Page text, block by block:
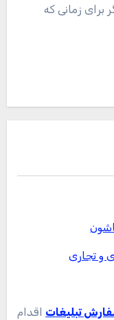
برای زمانی که
و تجاری
تبلیغات اقدام